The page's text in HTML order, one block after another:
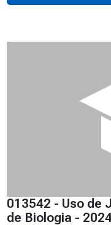
013542 - Uso de
de Biologia -